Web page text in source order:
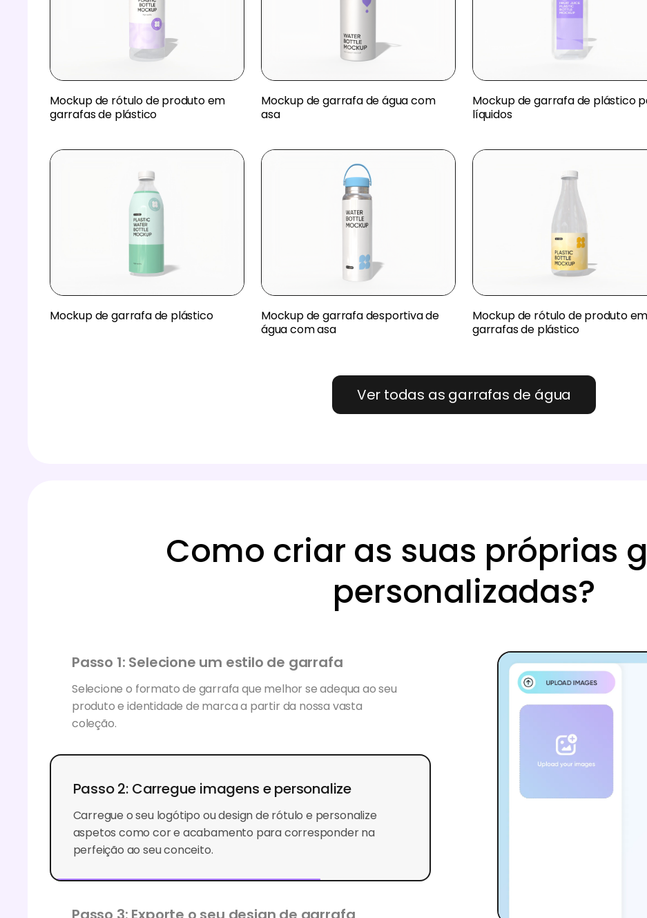
Mockup de rótulo de produto em
garrafas de plástico
Mockup de garrafa de água com
asa
Mockup de garrafa de plástico
líquidos
Mockup de garrafa de plástico
Mockup de garrafa desportiva de
água com asa
Mockup de rótulo de produto em
garrafas de plástico
Ver todas as garrafas de água
Como criar as suas próprias
personalizadas?
Passo 1: Selecione um estilo de garrafa
Selecione o formato de garrafa que melhor se adequa ao seu
produto e identidade de marca a partir da nossa vasta
coleção.
Carregue o seu logótipo ou design de rótulo e personalize
aspetos como cor e acabamento para corresponder na
perfeição ao seu conceito.